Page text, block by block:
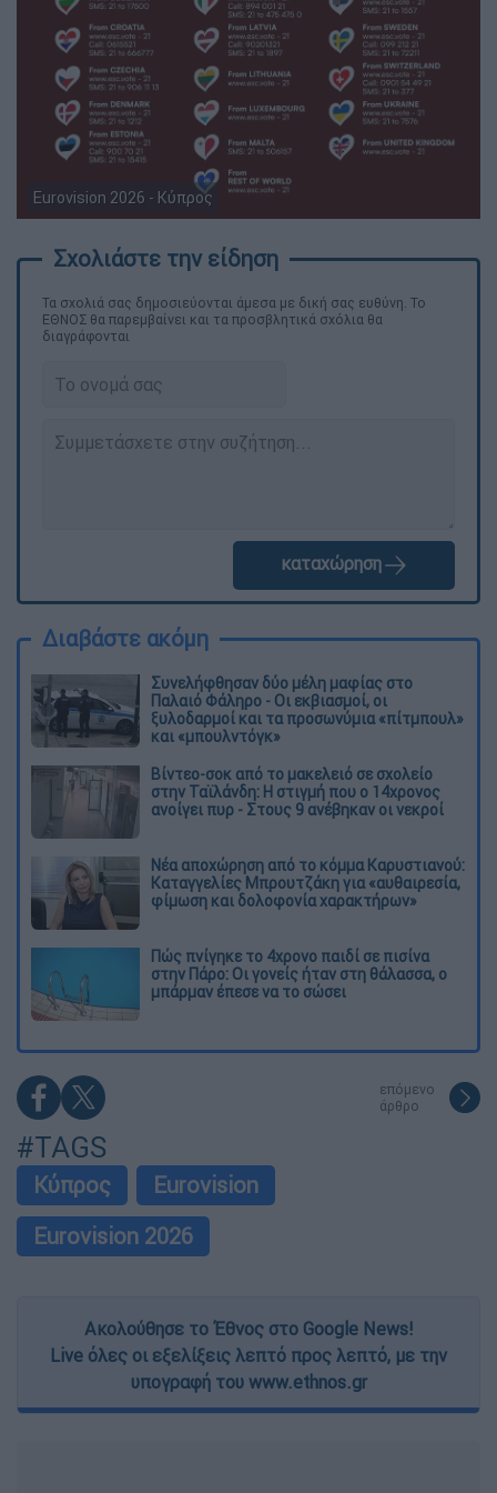
Eurovision 2026 - Κύπρος
Τα σχολιά σας δημοσιεύονται άμεσα με δική σας ευθύνη. Το
ΕΘΝΟΣ θα παρεμβαίνει και τα προσβλητικά σχόλια θα
διαγράφονται
καταχώρηση
Διαβάστε ακόμη
Συνελήφθησαν δύο μέλη μαφίας στο
Παλαιό Φάληρο - Οι εκβιασμοί, οι
ξυλοδαρμοί και τα προσωνύμια «πίτμπουλ»
και «μπουλντόγκ»
Βίντεο-σοκ από το μακελειό σε σχολείο
στην Ταϊλάνδη: Η στιγμή που ο 14χρονος
ανοίγει πυρ - Στους 9 ανέβηκαν οι νεκροί
Νέα αποχώρηση από το κόμμα Καρυστιανού:
Καταγγελίες Μπρουτζάκη για «αυθαιρεσία,
φίμωση και δολοφονία χαρακτήρων»
Πώς πνίγηκε το 4χρονο παιδί σε πισίνα
στην Πάρο: Οι γονείς ήταν στη θάλασσα, ο
μπάρμαν έπεσε να το σώσει
επόμενο
άρθρο
#TAGS
Κύπρος
Eurovision
Eurovision 2026
Ακολούθησε το Έθνος στο Google News!
Live όλες οι εξελίξεις λεπτό προς λεπτό, με την
υπογραφή του www.ethnos.gr